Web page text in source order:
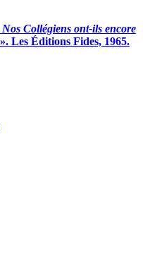
Nos Collégiens ont-ils encore
Les Éditions Fides, 1965.